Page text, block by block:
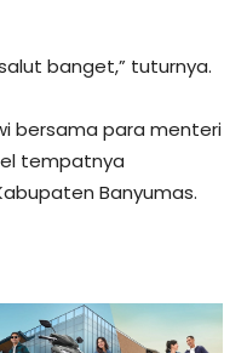
banget,” tuturnya.
bersama para menteri
tempatnya
Banyumas.